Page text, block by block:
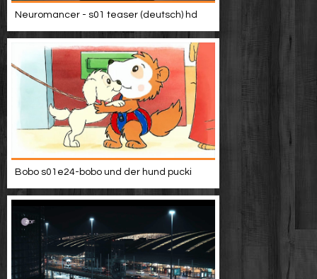
Neuromancer - s01 teaser (deutsch) hd
Bobo s01e24-bobo und der hund pucki